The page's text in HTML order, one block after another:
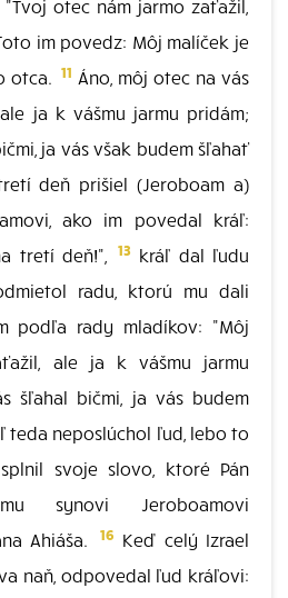
otec nám jarmo zaťažil,
im povedz: Môj malíček je
otca. 11 Áno, môj otec na vás
ja k vášmu jarmu pridám;
ja vás však budem šľahať
deň prišiel (Jeroboam a)
ako im povedal kráľ:
tretí deň!",
13 kráľ dal ľudu
radu, ktorú mu dali
podľa rady mladíkov: "Môj
ale ja k vášmu jarmu
šľahal bičmi, ja vás budem
teda neposlúchol ľud, lebo to
svoje slovo, ktoré Pán
synovi Jeroboamovi
Ahiáša.
16 Keď celý Izrael
naň, odpovedal ľud kráľovi: